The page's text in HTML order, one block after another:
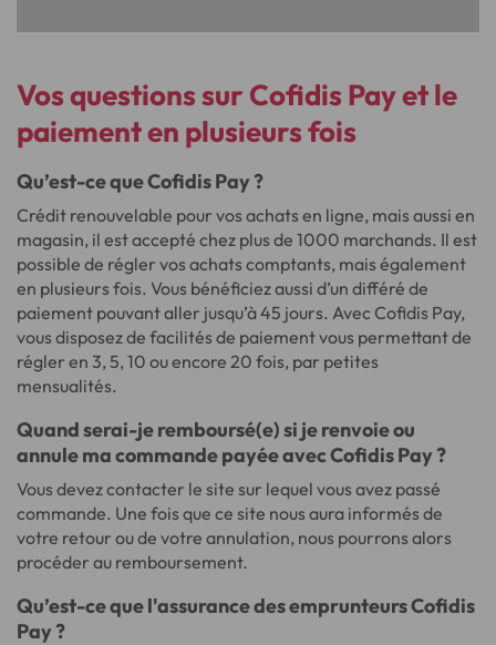
Vos questions sur Cofidis Pay et le
paiement en plusieurs fois
Qu’est-ce que Cofidis Pay ?
Crédit renouvelable pour vos achats en ligne, mais aussi en
magasin, il est accepté chez plus de 1000 marchands. Il est
possible de régler vos achats comptants, mais également
en plusieurs fois. Vous bénéficiez aussi d’un différé de
paiement pouvant aller jusqu’à 45 jours. Avec Cofidis Pay,
vous disposez de facilités de paiement vous permettant de
régler en 3, 5, 10 ou encore 20 fois, par petites
mensualités.
Quand serai-je remboursé(e) si je renvoie ou
annule ma commande payée avec Cofidis Pay ?
Vous devez contacter le site sur lequel vous avez passé
commande. Une fois que ce site nous aura informés de
votre retour ou de votre annulation, nous pourrons alors
procéder au remboursement.
Qu’est-ce que l'assurance des emprunteurs Cofidis
Pay ?